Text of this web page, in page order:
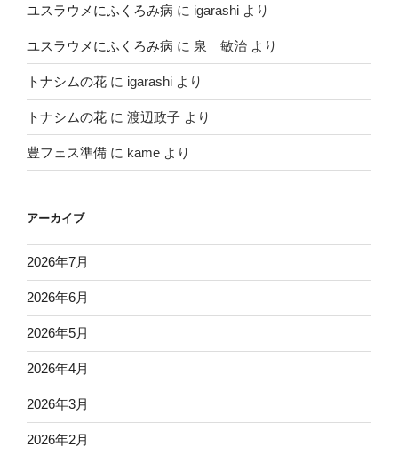
ユスラウメにふくろみ病 に igarashi より
ユスラウメにふくろみ病 に 泉 敏治 より
トナシムの花 に igarashi より
トナシムの花 に 渡辺政子 より
豊フェス準備 に kame より
アーカイブ
2026年7月
2026年6月
2026年5月
2026年4月
2026年3月
2026年2月